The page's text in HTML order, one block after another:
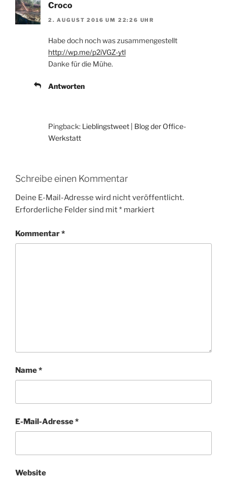
Croco
2. AUGUST 2016 UM 22:26 UHR
Habe doch noch was zusammengestellt
http://wp.me/p2iVGZ-ytl
Danke für die Mühe.
Antworten
Pingback: Lieblingstweet | Blog der Office-
Werkstatt
Schreibe einen Kommentar
Deine E-Mail-Adresse wird nicht veröffentlicht.
Erforderliche Felder sind mit* markiert
Kommentar*
Name*
E-Mail-Adresse*
Website